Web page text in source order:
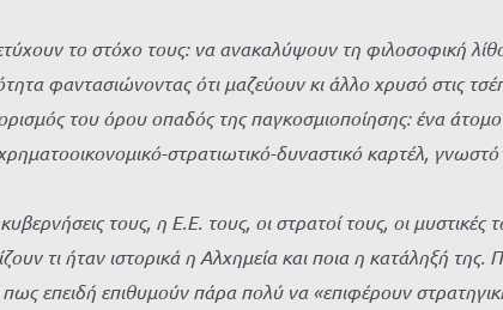
το στόχο τους: να ανακαλύψουν τη φιλοσοφική
φαντασιώνοντας ότι μαζεύουν κι άλλο χρυσό στις
του όρου οπαδός της παγκοσμιοποίησης: ένα
στρατιωτικό-δυναστικό καρτέλ,
τους, η Ε.Ε. τους, οι στρατοί τους, οι μυστικές
τι ήταν ιστορικά η Αλχημεία και ποια η κατάληξή της.
πως επειδή επιθυμούν πάρα πολύ να «επιφέρουν